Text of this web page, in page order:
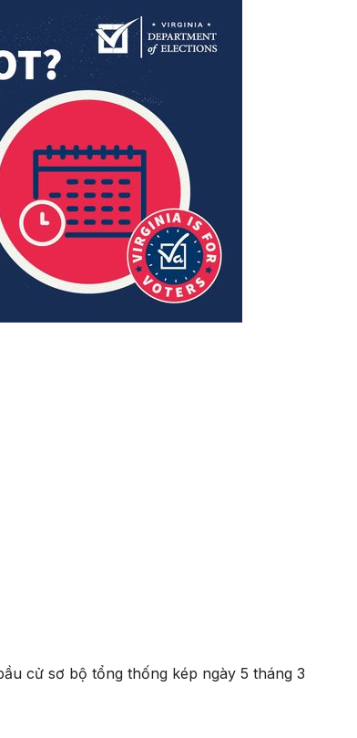
cử sơ bộ tổng thống kép ngày 5 tháng 3